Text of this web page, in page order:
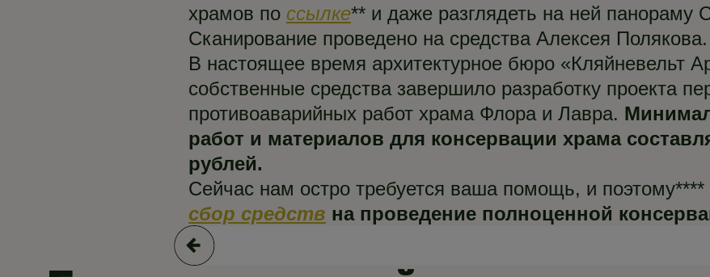
храмов по ссылке** и даже разглядеть на ней панораму
Сканирование проведено на средства Алексея Полякова.
В настоящее время архитектурное бюро «Кляйневельт
собственные средства завершило разработку проекта
противоаварийных работ храма Флора и Лавра.
работ и материалов для консервации храма
рублей.
Сейчас нам остро требуется ваша помощь, и поэтому****
сбор средств на проведение полноценной